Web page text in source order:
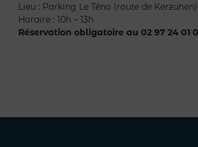
Lieu : Parking Le Téno (route de Kerzuhen).
Horaire : 10h – 13h
Réservation obligatoire au 02 97 24 01